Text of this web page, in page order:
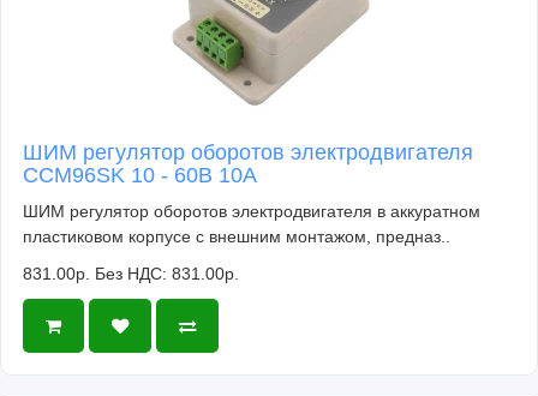
ШИМ регулятор оборотов электродвигателя
CCM96SK 10 - 60В 10А
ШИМ регулятор оборотов электродвигателя в аккуратном
пластиковом корпусе с внешним монтажом, предназ..
831.00р. Без НДС: 831.00р.